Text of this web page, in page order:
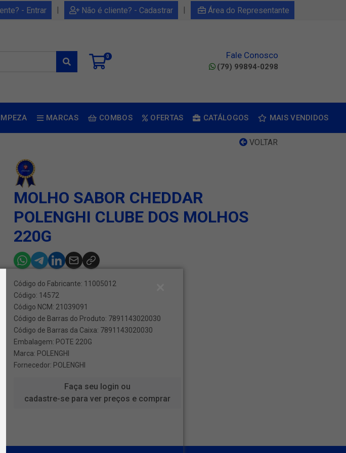
- Entrar | Não é cliente? - Cadastrar | Área do Representante
0 Fale Conosco
(79) 99894-0298
MARCAS COMBOS OFERTAS CATÁLOGOS MAIS VENDIDOS
VOLTAR
MOLHO SABOR CHEDDAR
POLENGHI CLUBE DOS MOLHOS
220G
Código do Fabricante: 11005012
Código: 14572
Código NCM: 21039091
Código de Barras do Produto: 7891143020030
Código de Barras da Caixa: 7891143020030
Embalagem: POTE 220G
Marca: POLENGHI
Fornecedor: POLENGHI
Faça seu login ou
cadastre-se para ver preços e comprar